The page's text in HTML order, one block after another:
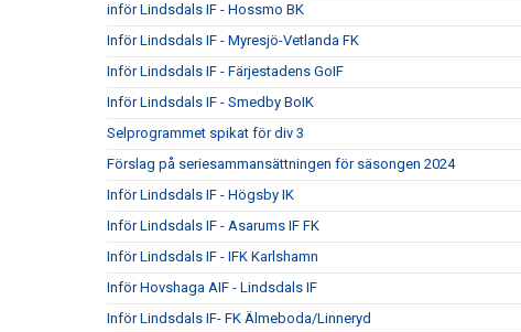
inför Lindsdals IF - Hossmo BK
Inför Lindsdals IF - Myresjö-Vetlanda FK
Inför Lindsdals IF - Färjestadens GoIF
Inför Lindsdals IF - Smedby BoIK
Selprogrammet spikat för div 3
Förslag på seriesammansättningen för säsongen 2024
Inför Lindsdals IF - Högsby IK
Inför Lindsdals IF - Asarums IF FK
Inför Lindsdals IF - IFK Karlshamn
Inför Hovshaga AIF - Lindsdals IF
Inför Lindsdals IF- FK Älmeboda/Linneryd